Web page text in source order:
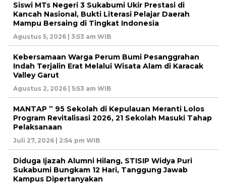
Siswi MTs Negeri 3 Sukabumi Ukir Prestasi di
Kancah Nasional, Bukti Literasi Pelajar Daerah
Mampu Bersaing di Tingkat Indonesia
Agustus 5, 2026 | 3:53 am WIB
Kebersamaan Warga Perum Bumi Pesanggrahan
Indah Terjalin Erat Melalui Wisata Alam di Karacak
Valley Garut
Agustus 2, 2026 | 5:53 am WIB
MANTAP ” 95 Sekolah di Kepulauan Meranti Lolos
Program Revitalisasi 2026, 21 Sekolah Masuki Tahap
Pelaksanaan
Juli 27, 2026 | 2:54 pm WIB
Diduga Ijazah Alumni Hilang, STISIP Widya Puri
Sukabumi Bungkam 12 Hari, Tanggung Jawab
Kampus Dipertanyakan